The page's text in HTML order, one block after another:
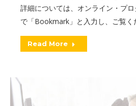
詳細については、オンライン・プ
で「Bookmark」と入力し、ご覧く
Read More